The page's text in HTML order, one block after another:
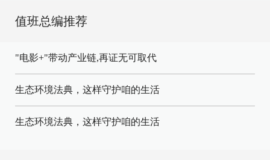
值班总编推荐
"电影+"带动产业链,再证无可取代
生态环境法典，这样守护咱的生活
生态环境法典，这样守护咱的生活